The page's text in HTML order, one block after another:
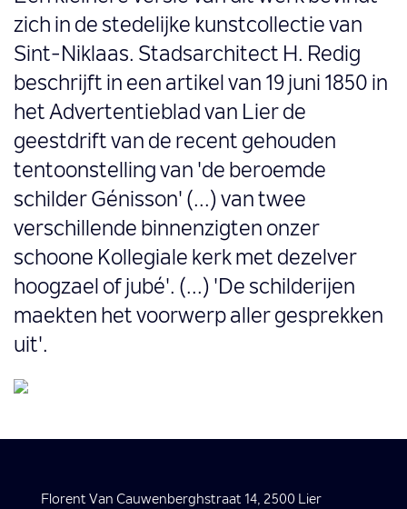
zich in de stedelijke kunstcollectie van
Sint-Niklaas. Stadsarchitect H. Redig
beschrijft in een artikel van 19 juni 1850 in
het Advertentieblad van Lier de
geestdrift van de recent gehouden
tentoonstelling van 'de beroemde
schilder Génisson' (...) van twee
verschillende binnenzigten onzer
schoone Kollegiale kerk met dezelver
hoogzael of jubé'. (...) 'De schilderijen
maekten het voorwerp aller gesprekken
uit'.
Florent Van Cauwenberghstraat 14, 2500 Lier